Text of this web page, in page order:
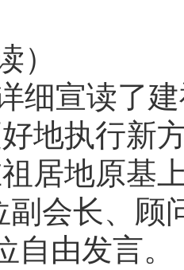
）
细宣读了
地执行新
居地原基
副会长、顾
自由发言。